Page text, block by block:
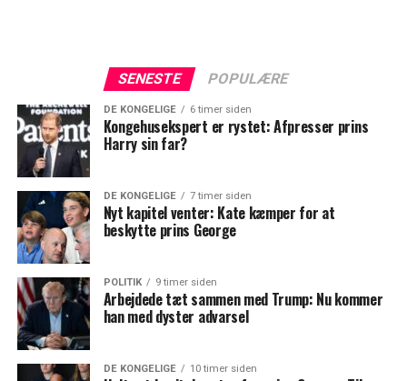
SENESTE POPULÆRE
DE KONGELIGE 6 timer siden
Kongehusekspert er rystet: Afpresser prins
Harry sin far?
DE KONGELIGE 7 timer siden
Nyt kapitel venter: Kate kæmper for at
beskytte prins George
POLITIK 9 timer siden
Arbejdede tæt sammen med Trump: Nu kommer
han med dyster advarsel
DE KONGELIGE 10 timer siden